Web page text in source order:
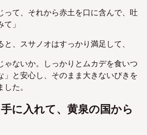
って、それから赤土を口に含んで、吐
」
、スサノオはすっかり満足して、
ゃないか。しっかりとムカデを食いつ
」と安心し、そのまま大きないびきを
た。
に入れて、黄泉の国から